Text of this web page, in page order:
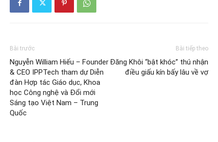
Bài trước
Nguyễn William Hiếu – Founder
& CEO IPPTech tham dự Diễn
đàn Hợp tác Giáo dục, Khoa
học Công nghệ và Đổi mới
Sáng tạo Việt Nam – Trung
Quốc
Bài tiếp theo
Đăng Khôi “bật khóc” thú nhận
điều giấu kín bấy lâu về vợ